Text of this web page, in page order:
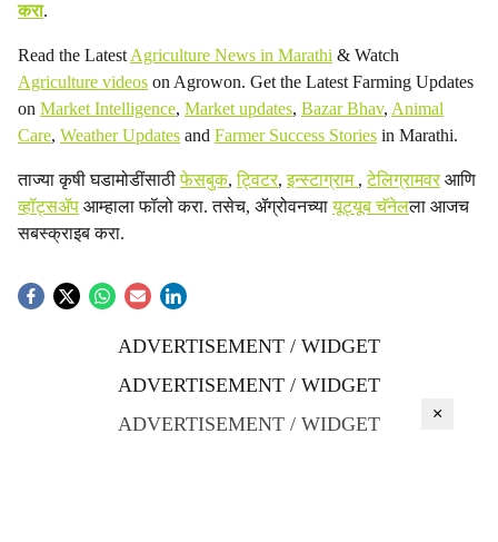
करा.
Read the Latest Agriculture News in Marathi & Watch
Agriculture videos on Agrowon. Get the Latest Farming Updates
on Market Intelligence, Market updates, Bazar Bhav, Animal
Care, Weather Updates and Farmer Success Stories in Marathi.
ताज्या कृषी घडामोडींसाठीफेसबुक,ट्विटर,इन्स्टाग्राम ,टेलिग्रामवरआणि
व्हॉट्सॲप आम्हाला फॉलो करा. तसेच, ॲग्रोवनच्यायूट्यूब चॅनेलला आजच
सबस्क्राइब करा.
ADVERTISEMENT / WIDGET
ADVERTISEMENT / WIDGET
ADVERTISEMENT / WIDGET
×